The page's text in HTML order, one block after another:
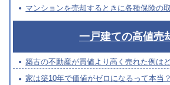
マンションを売却するときに各種保険の
一戸建ての高値売
築古の不動産が買値より高く売れた例は
家は築10年で価値がゼロになるって本当？